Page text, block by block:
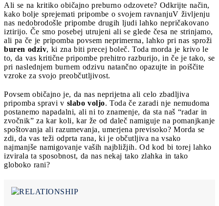
Ali se na kritiko običajno preburno odzovete? Odkrijte način,
kako bolje sprejemati pripombe o svojem ravnanjuV življenju
nas nedobrodošle pripombe drugih ljudi lahko nepričakovano
iztirijo. Če smo posebej utrujeni ali se glede česa ne strinjamo,
ali pa če je pripomba povsem neprimerna, lahko pri nas sproži
buren odziv, ki zna biti precej boleč. Toda morda je krivo le
to, da vas kritične pripombe prehitro razburijo, in če je tako, se
pri naslednjem burnem odzivu natančno opazujte in poiščite
vzroke za svojo preobčutljivost.
Povsem običajno je, da nas neprijetna ali celo zbadljiva
pripomba spravi v slabo voljo. Toda če zaradi nje nemudoma
postanemo napadalni, ali ni to znamenje, da sta naš “radar in
zvočnik” za kar koli, kar že od daleč namiguje na pomanjkanje
spoštovanja ali razumevanja, umerjena previsoko? Morda se
zdi, da vas teži odprta rana, ki je občutljiva na vsako
najmanjše namigovanje vaših najbližjih. Od kod bi torej lahko
izvirala ta sposobnost, da nas nekaj tako zlahka in tako
globoko rani?